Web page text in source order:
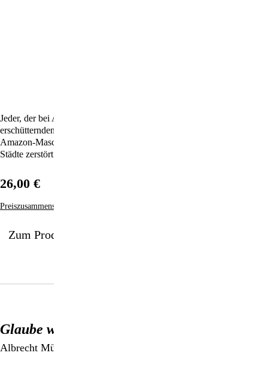
Jeder, der bei Amazon bestellt, muss diese ergreifenden und
erschütternden Geschichten lesen: Wie die scheinbar unaufhaltsame
Amazon-Maschinerie Lebensgrundlagen, Lebenswerke und ganze
Städte zerstört.
Zum Produkt
26,00 €
Preiszusammensetzung
Glaube wenig, hinterfrage alles, denke selbst
Albrecht Müller